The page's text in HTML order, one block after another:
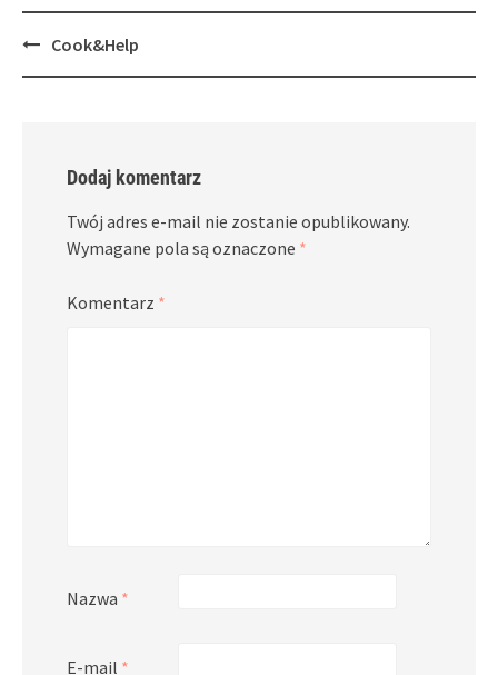
PostCook&Help
Dodaj komentarz
Twój adres e-mail nie zostanie opublikowany.
Wymagane pola są oznaczone *
Komentarz *
Nazwa *
E-mail *